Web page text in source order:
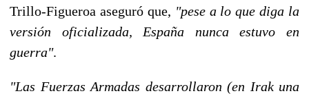
Trillo-Figueroa aseguró que, "pese a lo que diga la
versión oficializada, España nunca estuvo en
guerra".
"Las Fuerzas Armadas desarrollaron (en Irak una